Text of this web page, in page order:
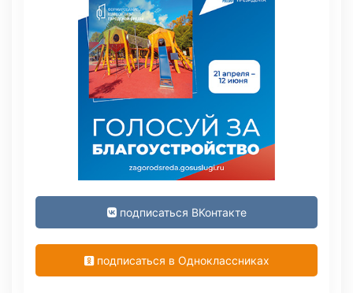
подписаться ВКонтакте
подписаться в Одноклассниках